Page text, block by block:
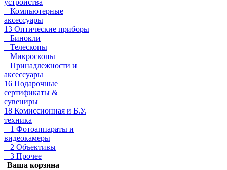
устройства
Компьютерные
аксессуары
13 Оптические приборы
Бинокли
Телескопы
Микроскопы
Принадлежности и
аксессуары
16 Подарочные
сертификаты &
сувениры
18 Комиссионная и Б.У.
техника
1 Фотоаппараты и
видеокамеры
2 Объективы
3 Прочее
Ваша корзина